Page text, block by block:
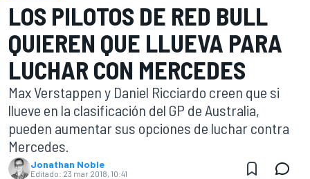
LOS PILOTOS DE RED BULL
QUIEREN QUE LLUEVA PARA
LUCHAR CON MERCEDES
Max Verstappen y Daniel Ricciardo creen que si
llueve en la clasificación del GP de Australia,
pueden aumentar sus opciones de luchar contra
Mercedes.
Jonathan Noble
Editado: 23 mar 2018, 10:41